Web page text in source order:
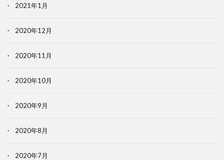
2021年1月
2020年12月
2020年11月
2020年10月
2020年9月
2020年8月
2020年7月